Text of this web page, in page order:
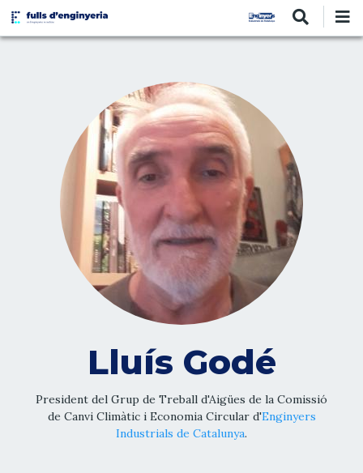
Vés
contingut
Lluís Godé
President del Grup de Treball d'Aigües de la Comissió
de Canvi Climàtic i Economia Circular d'Enginyers
Industrials de Catalunya.